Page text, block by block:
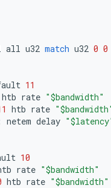
all u32 match u32 0 0
11
htb rate "$bandwidth"
htb rate
netem delay
10
rate "$bandwidth"
htb rate "$bandwidth"